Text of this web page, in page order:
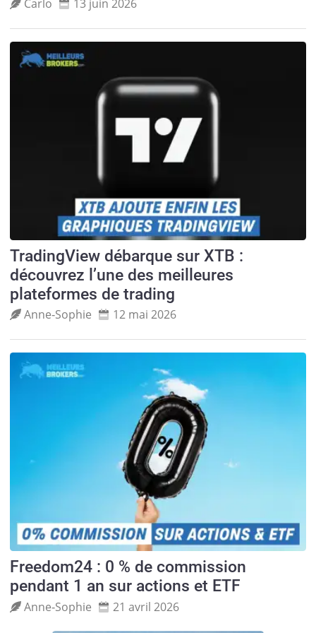
Carlo 13 juin 2026
TradingView débarque sur XTB :
découvrez l’une des meilleures
plateformes de trading
Anne‑Sophie 12 mai 2026
Freedom24 : 0 % de commission
pendant 1 an sur actions et ETF
Anne‑Sophie 21 avril 2026